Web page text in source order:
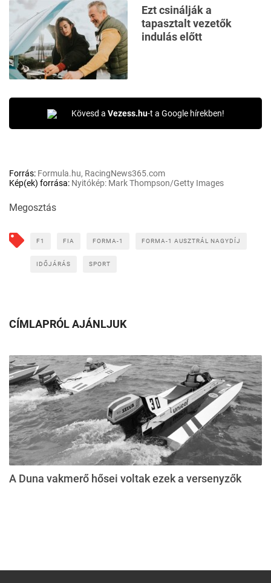
Ezt csinálják a
tapasztalt vezetők
indulás előtt
Kövesd a Vezess.hu-t a Google hírekben!
Forrás: Formula.hu, RacingNews365.com
Kép(ek) forrása: Nyitókép: Mark Thompson/Getty Images
Megosztás
F1 FIA FORMA-1 FORMA-1 AUSZTRÁL NAGYDÍJ
IDŐJÁRÁS SPORT
CÍMLAPRÓL AJÁNLJUK
A Duna vakmerő hősei voltak ezek a versenyzők